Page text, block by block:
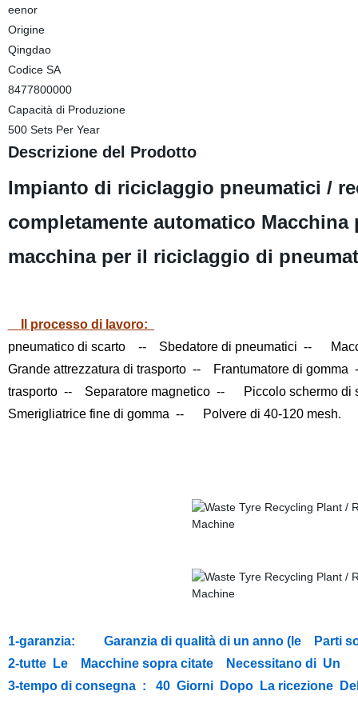
eenor
Origine
Qingdao
Codice SA
8477800000
Capacità di Produzione
500 Sets Per Year
Descrizione del Prodotto
Impianto di riciclaggio pneumatici /
completamente automatico
macchina per il riciclaggio di
Il processo di lavoro:
pneumatico di scarto -- Sbedatore di pneumatici --
Grande attrezzatura di trasporto -- Frantumatore di
trasporto -- Separatore magnetico -- Piccolo schermo
Smerigliatrice fine di gomma -- Polvere di 40-120 mesh.
1-garanzia: Garanzia di qualità di un anno(le Parti
2-tutte Le Macchine sopra citate Necessitano di Un
3-tempo di consegna : 40 Giorni Dopo La ricezione